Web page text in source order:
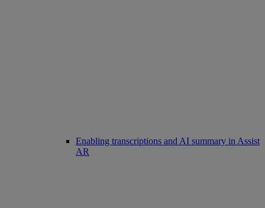
Enabling transcriptions and AI summary in Assist
AR